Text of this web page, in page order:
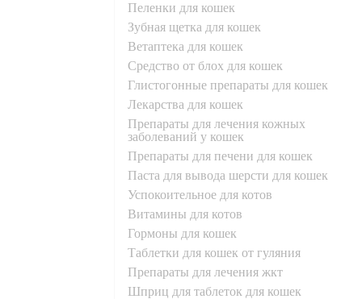
пеленки для кошек
зубная щетка для кошек
ветаптека для кошек
средство от блох для кошек
глистогонные препараты для кошек
лекарства для кошек
препараты для лечения кожных
заболеваний у кошек
препараты для печени для кошек
паста для вывода шерсти для кошек
успокоительное для котов
витамины для котов
гормоны для кошек
таблетки для кошек от гуляния
препараты для лечения жкт
шприц для таблеток для кошек